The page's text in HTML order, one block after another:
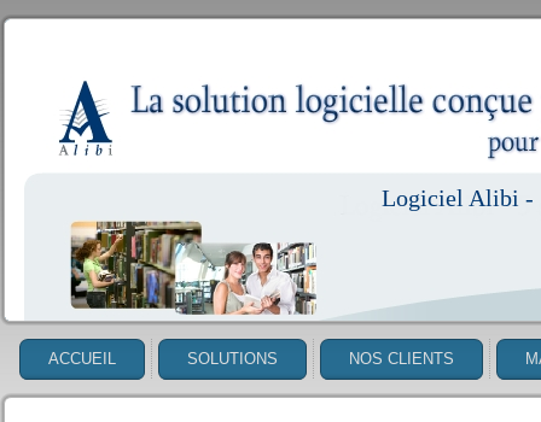
Logiciel Alibi -
ACCUEIL SOLUTIONS NOS CLIENTS